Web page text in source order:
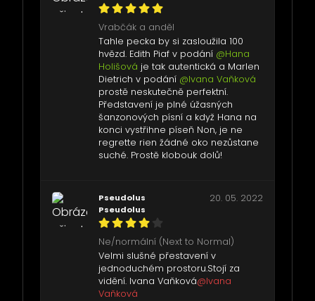
Vrabčák a anděl
Tahle pecka by si zasloužila 100
hvězd. Edith Piaf v podání @Hana
Holišová je tak autentická a Marlen
Dietrich v podání @Ivana Vaňková
prostě neskutečně perfektní.
Představení je plné úžasných
šanzonových písní a když Hana na
konci vystřihne píseň Non, je ne
regrette rien žádné oko nezůstane
suché. Prostě klobouk dolů!
Pseudolus
Pseudolus
20. 05. 2022
Ne/normální (Next to Normal)
Velmi slušné přestavení v
jednoduchém prostoru.Stojí za
vidění. Ivana Vaňková@Ivana
Vaňková